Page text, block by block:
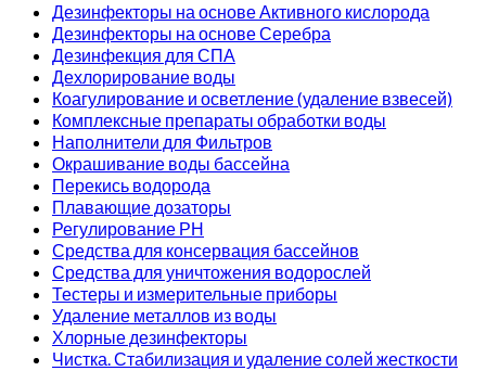
Дезинфекторы на основе Активного кислорода
Дезинфекторы на основе Серебра
Дезинфекция для СПА
Дехлорирование воды
Коагулирование и осветление (удаление взвесей)
Комплексные препараты обработки воды
Наполнители для Фильтров
Окрашивание воды бассейна
Перекись водорода
Плавающие дозаторы
Регулирование РН
Средства для консервация бассейнов
Средства для уничтожения водорослей
Тестеры и измерительные приборы
Удаление металлов из воды
Хлорные дезинфекторы
Чистка. Стабилизация и удаление солей жесткости